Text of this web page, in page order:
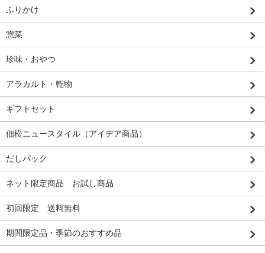
ふりかけ
惣菜
珍味・おやつ
アラカルト・乾物
ギフトセット
佃松ニュースタイル（アイデア商品）
だしパック
ネット限定商品 お試し商品
初回限定 送料無料
期間限定品・季節のおすすめ品